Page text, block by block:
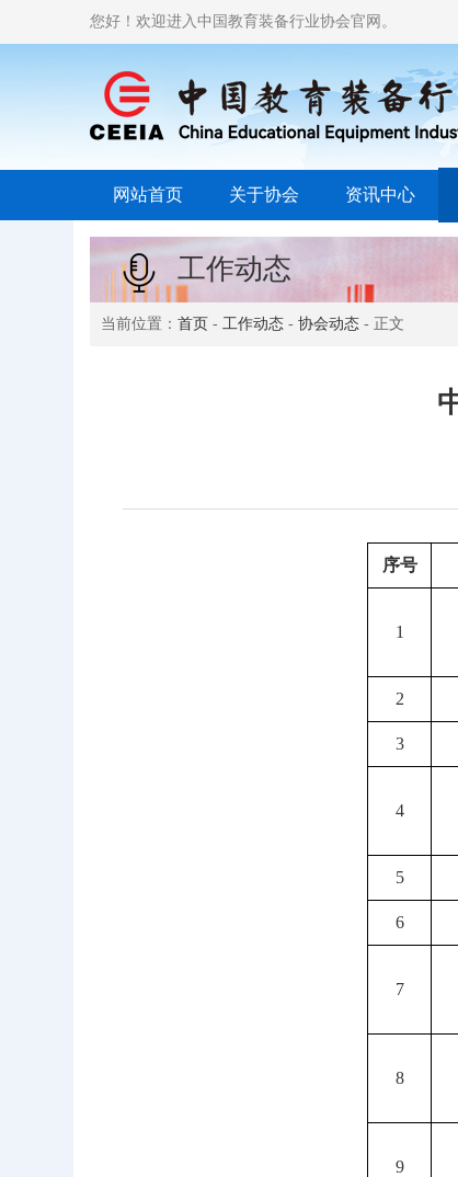
您好！欢迎进入中国教育装备行业协会官网。
网站首页 关于协会 资讯中心
工作动态
当前位置： 首页 - 工作动态 - 协会动态 - 正文
序号
1
2
3
4
5
6
7
8
9